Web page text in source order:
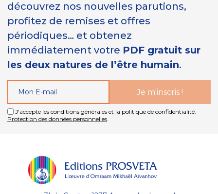
découvrez nos nouvelles parutions,
profitez de remises et offres
périodiques… et obtenez
immédiatement votre PDF gratuit sur
les deux natures de l’être humain.
J'accepte les conditions générales et la politique de confidentialité.
Protection des données personnelles.